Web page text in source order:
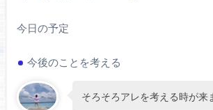
今日の予定
今後のことを考える
そろそろアレを考える時が来